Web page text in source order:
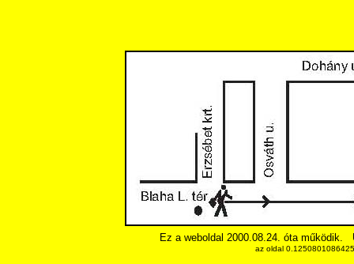
Ez a weboldal 2000.08.24. óta működik.
az oldal